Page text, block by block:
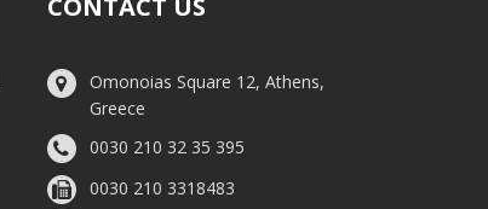
CONTACT US
Omonoias Square 12, Athens,
Greece
0030 210 32 35 395
0030 210 3318483